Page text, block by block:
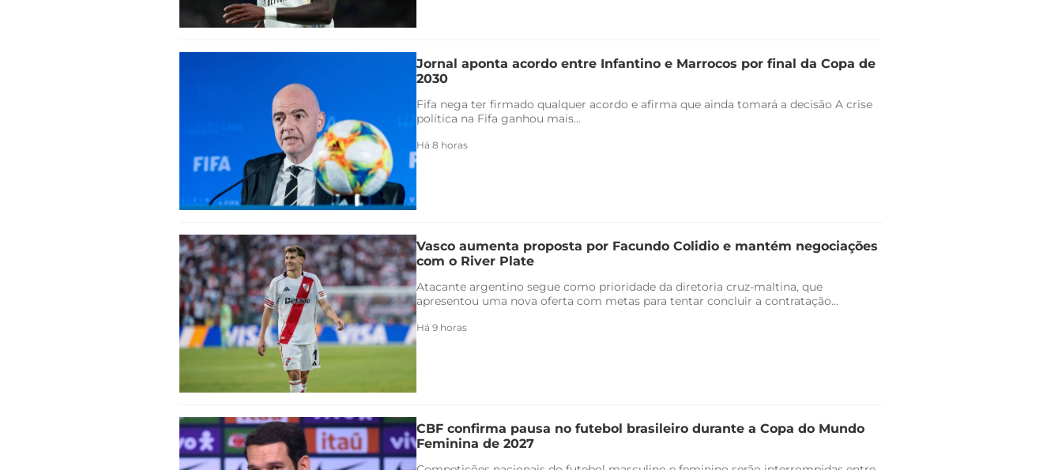
Jornal aponta acordo entre Infantino e Marrocos por final da Copa de
2030
Fifa nega ter firmado qualquer acordo e afirma que ainda tomará a decisão A crise
política na Fifa ganhou mais...
Há 8 horas
Vasco aumenta proposta por Facundo Colidio e mantém negociações
com o River Plate
Atacante argentino segue como prioridade da diretoria cruz-maltina, que
apresentou uma nova oferta com metas para tentar concluir a contratação...
Há 9 horas
CBF confirma pausa no futebol brasileiro durante a Copa do Mundo
Feminina de 2027